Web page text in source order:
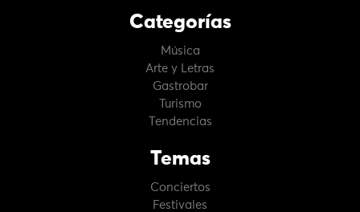
Categorías
Música
Arte y Letras
Gastrobar
Turismo
Tendencias
Temas
Conciertos
Festivales